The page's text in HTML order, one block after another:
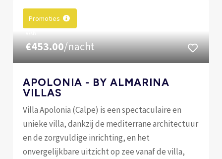
Promoties
€453.00/nacht
APOLONIA - BY ALMARINA
VILLAS
Villa Apolonia (Calpe) is een spectaculaire en
unieke villa, dankzij de mediterrane architectuur
en de zorgvuldige inrichting, en het
onvergelijkbare uitzicht op zee vanaf de villa,